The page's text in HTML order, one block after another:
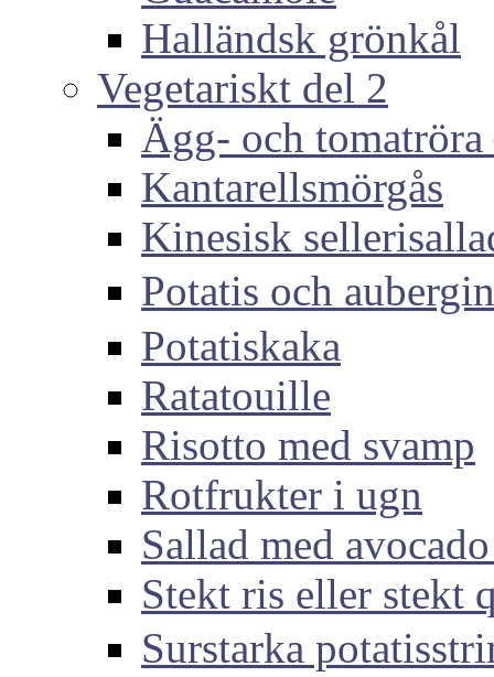
Halländsk grönkål
Vegetariskt del 2
Ägg- och
Kantarellsmörgås
Kinesisk
Potatis och
Potatiskaka
Ratatouille
Risotto med svamp
Rotfrukter i ugn
Sallad med
Stekt ris eller stekt
Surstarka